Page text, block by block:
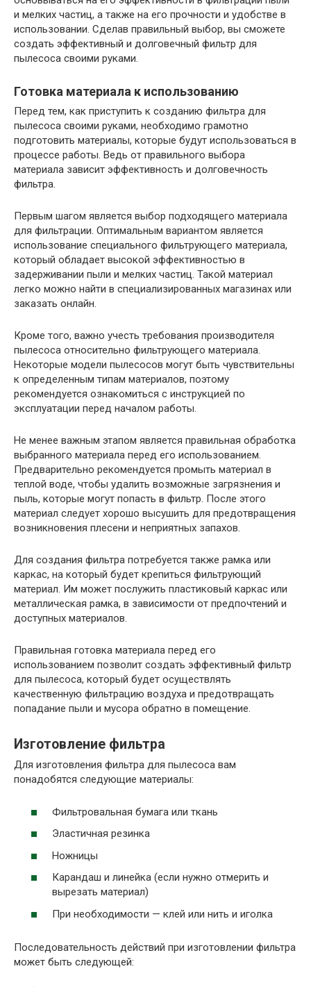
и мелких частиц, а также на его прочности и удобстве в
использовании. Сделав правильный выбор, вы сможете
создать эффективный и долговечный фильтр для
пылесоса своими руками.
Готовка материала к использованию
Перед тем, как приступить к созданию фильтра для
пылесоса своими руками, необходимо грамотно
подготовить материалы, которые будут использоваться в
процессе работы. Ведь от правильного выбора
материала зависит эффективность и долговечность
фильтра.
Первым шагом является выбор подходящего материала
для фильтрации. Оптимальным вариантом является
использование специального фильтрующего материала,
который обладает высокой эффективностью в
задерживании пыли и мелких частиц. Такой материал
легко можно найти в специализированных магазинах или
заказать онлайн.
Кроме того, важно учесть требования производителя
пылесоса относительно фильтрующего материала.
Некоторые модели пылесосов могут быть чувствительны
к определенным типам материалов, поэтому
рекомендуется ознакомиться с инструкцией по
эксплуатации перед началом работы.
Не менее важным этапом является правильная обработка
выбранного материала перед его использованием.
Предварительно рекомендуется промыть материал в
теплой воде, чтобы удалить возможные загрязнения и
пыль, которые могут попасть в фильтр. После этого
материал следует хорошо высушить для предотвращения
возникновения плесени и неприятных запахов.
Для создания фильтра потребуется также рамка или
каркас, на который будет крепиться фильтрующий
материал. Им может послужить пластиковый каркас или
металлическая рамка, в зависимости от предпочтений и
доступных материалов.
Правильная готовка материала перед его
использованием позволит создать эффективный фильтр
для пылесоса, который будет осуществлять
качественную фильтрацию воздуха и предотвращать
попадание пыли и мусора обратно в помещение.
Изготовление фильтра
Для изготовления фильтра для пылесоса вам
понадобятся следующие материалы:
Фильтровальная бумага или ткань
Эластичная резинка
Ножницы
Карандаш и линейка (если нужно отмерить и
вырезать материал)
При необходимости — клей или нить и иголка
Последовательность действий при изготовлении фильтра
может быть следующей: